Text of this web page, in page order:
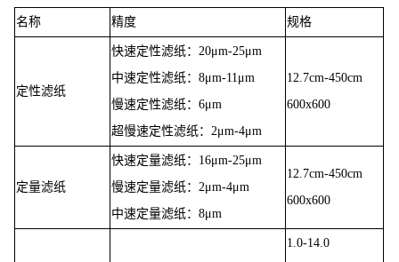
名称 精度 规格
定性滤纸
快速定性滤纸：20μm-25μm
中速定性滤纸：8μm-11μm
慢速定性滤纸：6μm
超慢速定性滤纸：2μm-4μm
12.7cm-450cm
600x600
定量滤纸
快速定量滤纸：16μm-25μm
慢速定量滤纸：2μm-4μm
中速定量滤纸：8μm
12.7cm-450cm
600x600
1.0-14.0